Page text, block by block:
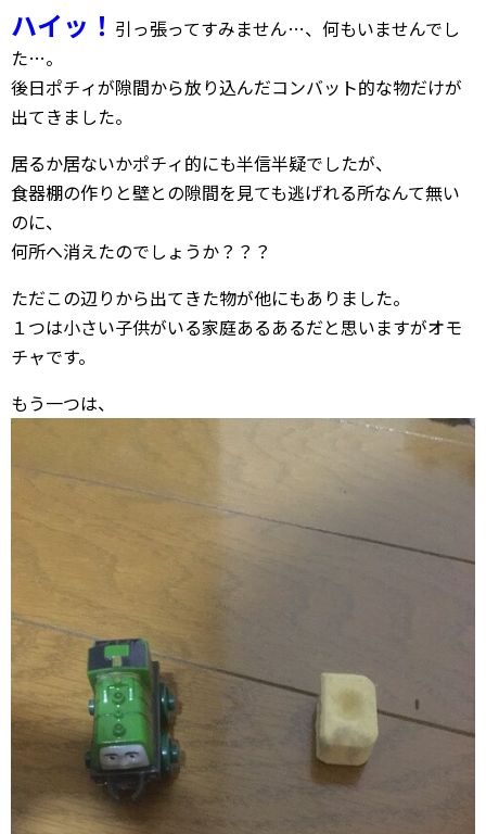
ハイッ！ 引っ張ってすみません…、何もいませんでし
た…。
後日ポチィが隙間から放り込んだコンバット的な物だけが
出てきました。
居るか居ないかポチィ的にも半信半疑でしたが、
食器棚の作りと壁との隙間を見ても逃げれる所なんて無い
のに、
何所へ消えたのでしょうか？？？
ただこの辺りから出てきた物が他にもありました。
１つは小さい子供がいる家庭あるあるだと思いますがオモ
チャです。
もう一つは、